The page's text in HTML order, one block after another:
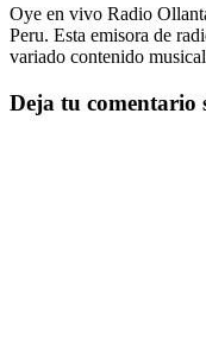
Oye en vivo Radio
Peru. Esta emisora de
variado contenido
Deja tu comentario